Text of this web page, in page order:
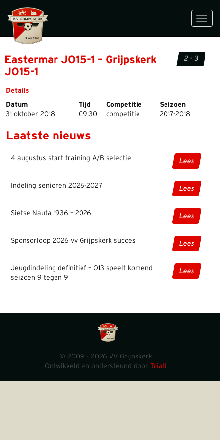
Eastermar JO15-1 – Grijpskerk
JO15-1
2 - 3
Details
Datum
Tijd Competitie
Seizoen
31 oktober 2018
09:30 competitie 2017-2018
Laatste nieuws
4 augustus start training A/B selectie Lees
Indeling senioren 2026-2027 Lees
Sietse Nauta 1936 – 2026 Lees
Sponsorloop 2026 vv Grijpskerk succes Lees
Jeugdindeling definitief – O13 speelt komend
seizoen 9 tegen 9
Lees
© 2009 - 2026 VV Grijpskerk
Ontwikkeld en ondersteund door Triati